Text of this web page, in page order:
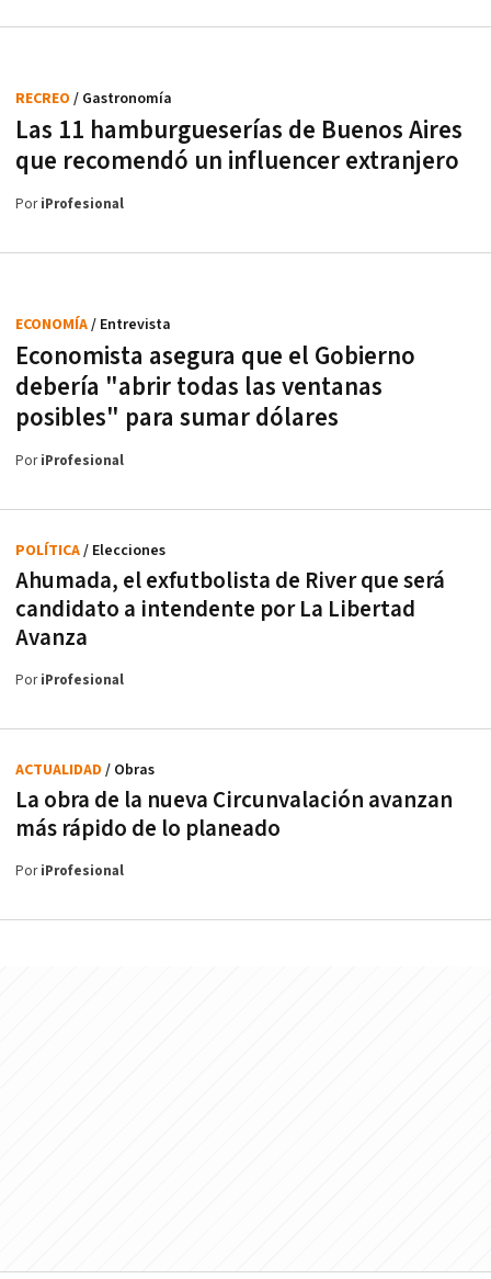
Las 11 hamburgueserías de Buenos Aires
que recomendó un influencer extranjero
RECREO / Gastronomía
PoriProfesional
Economista asegura que el Gobierno
debería "abrir todas las ventanas
posibles" para sumar dólares
ECONOMÍA/ Entrevista
PoriProfesional
Ahumada, el exfutbolista de River que será
candidato a intendente por La Libertad
Avanza
POLÍTICA/ Elecciones
PoriProfesional
La obra de la nueva Circunvalación avanzan
más rápido de lo planeado
ACTUALIDAD / Obras
PoriProfesional